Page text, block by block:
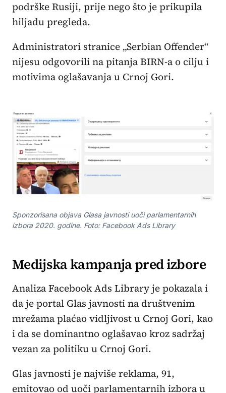
podrške Rusiji, prije nego što je prikupila
hiljadu pregleda.
Administratori stranice „Serbian Offender“
nijesu odgovorili na pitanja BIRN-a o cilju i
motivima oglašavanja u Crnoj Gori.
Sponzorisana objava Glasa javnosti uoči parlamentarnih
izbora 2020. godine. Foto: Facebook Ads Library
Medijska kampanja pred izbore
Analiza Facebook Ads Library je pokazala i
da je portal Glas javnosti na društvenim
mrežama plaćao vidljivost u Crnoj Gori, kao
i da se dominantno oglašavao kroz sadržaj
vezan za politiku u Crnoj Gori.
Glas javnosti je najviše reklama, 91,
emitovao od uoči parlamentarnih izbora u